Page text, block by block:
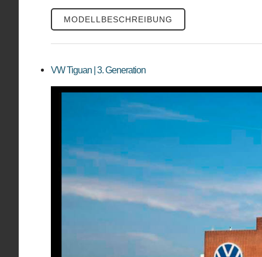
MODELLBESCHREIBUNG
VW Tiguan | 3. Generation